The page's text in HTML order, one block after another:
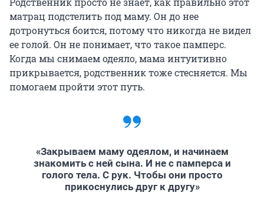
матрац подстелить под маму. Он до нее
дотронуться боится, потому что никогда не видел
ее голой. Он не понимает, что такое памперс.
Когда мы снимаем одеяло, мама интуитивно
прикрывается, родственник тоже стесняется. Мы
помогаем пройти этот путь.
«Закрываем маму одеялом, и начинаем
знакомить с ней сына. И не с памперса и
голого тела. С рук. Чтобы они просто
прикоснулись друг к другу»